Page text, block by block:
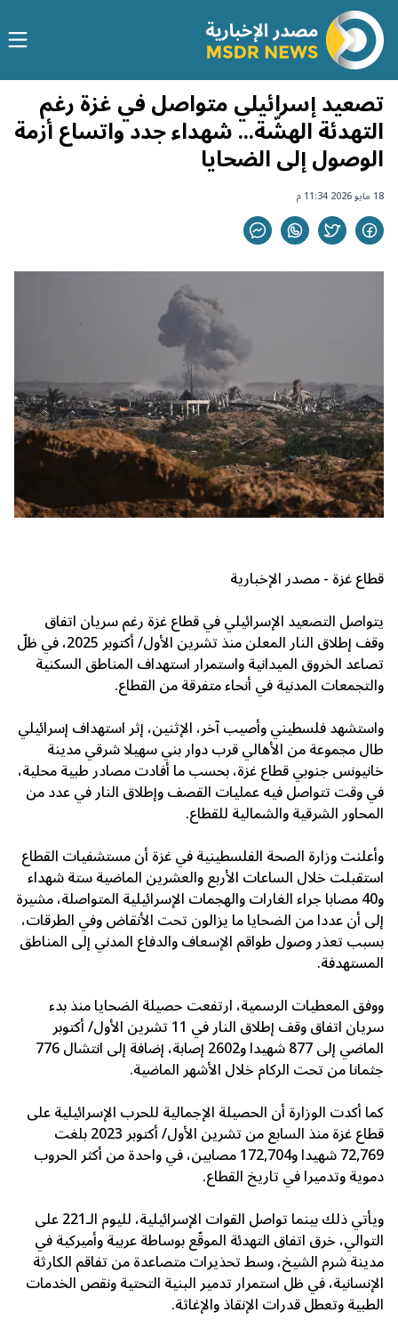
تصعيد إسرائيلي متواصل في غزة رغم
التهدئة الهشّة... شهداء جدد واتساع أزمة
الوصول إلى الضحايا
18 مايو 2026 11:34 م
قطاع غزة - مصدر الإخبارية
يتواصل التصعيد الإسرائيلي في قطاع غزة رغم سريان اتفاق
وقف إطلاق النار المعلن منذ تشرين الأول/ أكتوبر 2025، في ظلّ
تصاعد الخروق الميدانية واستمرار استهداف المناطق السكنية
والتجمعات المدنية في أنحاء متفرقة من القطاع.
واستشهد فلسطيني وأصيب آخر، الإثنين، إثر استهداف إسرائيلي
طال مجموعة من الأهالي قرب دوار بني سهيلا شرقي مدينة
خانيونس جنوبي قطاع غزة، بحسب ما أفادت مصادر طبية محلية،
في وقت تتواصل فيه عمليات القصف وإطلاق النار في عدد من
المحاور الشرقية والشمالية للقطاع.
وأعلنت وزارة الصحة الفلسطينية في غزة أن مستشفيات القطاع
استقبلت خلال الساعات الأربع والعشرين الماضية ستة شهداء
و40 مصابا جراء الغارات والهجمات الإسرائيلية المتواصلة، مشيرة
إلى أن عددا من الضحايا ما يزالون تحت الأنقاض وفي الطرقات،
بسبب تعذر وصول طواقم الإسعاف والدفاع المدني إلى المناطق
المستهدفة.
ووفق المعطيات الرسمية، ارتفعت حصيلة الضحايا منذ بدء
سريان اتفاق وقف إطلاق النار في 11 تشرين الأول/ أكتوبر
الماضي إلى 877 شهيدا و2602 إصابة، إضافة إلى انتشال 776
جثمانا من تحت الركام خلال الأشهر الماضية.
كما أكدت الوزارة أن الحصيلة الإجمالية للحرب الإسرائيلية على
قطاع غزة منذ السابع من تشرين الأول/ أكتوبر 2023 بلغت
72,769 شهيدا و172,704 مصابين، في واحدة من أكثر الحروب
دموية وتدميرا في تاريخ القطاع.
ويأتي ذلك بينما تواصل القوات الإسرائيلية، لليوم الـ221 على
التوالي، خرق اتفاق التهدئة الموقّع بوساطة عربية وأميركية في
مدينة شرم الشيخ، وسط تحذيرات متصاعدة من تفاقم الكارثة
الإنسانية، في ظل استمرار تدمير البنية التحتية ونقص الخدمات
الطبية وتعطل قدرات الإنقاذ والإغاثة.